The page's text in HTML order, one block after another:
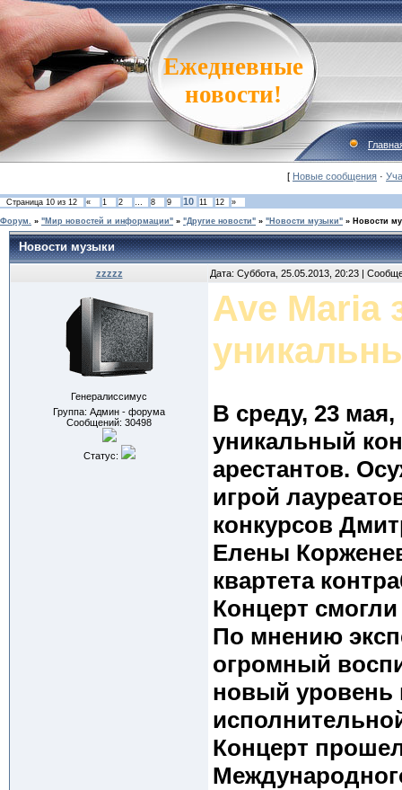
Ежедневные
новости!
[ Новые сообщения ·
Страница 10 из 12 « 1 2 … 8 9 10 11 12 »
Форум. » "Мир новостей и информации" » "Другие новости" » "Новости музыки" » Новости
Новости музыки
zzzzz Дата: Суббота, 25.05.2013, 20:23 |
Генералиссимус
Группа: Админ - форума
Сообщений: 30498
Статус:
Ave Maria
В среду, 23
уникальный
арестантов.
игрой
конкурсов
Елены
квартета
Концерт
По мнению
огромный
новый уровень
Концерт